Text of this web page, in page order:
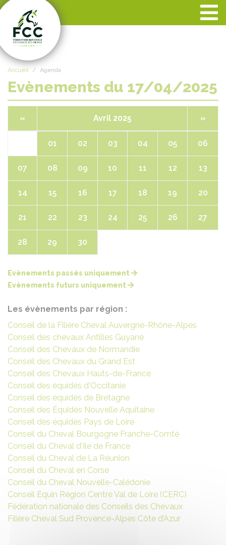
Accueil Agenda
Evènements du 17/04/2025
« Avril 2025 »
01 02 03 04 05 06
07 08 09 10 11 12 13
14 15 16 17 18 19 20
21 22 23 24 25 26 27
28 29 30
Evènements passés uniquement
Evènements futurs uniquement
Les évènements par région :
Conseil de la Filière Cheval Auvergne-Rhône-Alpes
Conseil des chevaux Antilles Guyane
Conseil des Chevaux de Normandie
Conseil des Chevaux du Grand Est
Conseil des Chevaux Hauts-de-France
Conseil des équidés d'Occitanie
Conseil des équidés de Bretagne
Conseil des Équidés Nouvelle Aquitaine
Conseil des équidés Pays de Loire
Conseil du Cheval Bourgogne Franche-Comté
Conseil du Cheval d'Ile de France
Conseil du Cheval de La Réunion
Conseil du Cheval en Corse
Conseil du Cheval Nouvelle-Calédonie
Conseil Equin Région Centre Val de Loire (CERC)
Fédération nationale des Conseils des Chevaux
Filière Cheval Sud Provence-Alpes Côte d’Azur
Panneau de gestion des cookies